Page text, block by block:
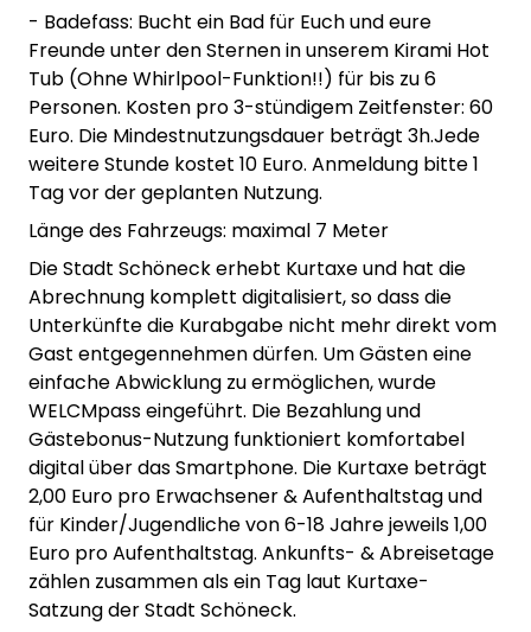
- Badefass: Bucht ein Bad für Euch und eure
Freunde unter den Sternen in unserem Kirami Hot
Tub (Ohne Whirlpool-Funktion!!) für bis zu 6
Personen. Kosten pro 3-stündigem Zeitfenster: 60
Euro. Die Mindestnutzungsdauer beträgt 3h.Jede
weitere Stunde kostet 10 Euro. Anmeldung bitte 1
Tag vor der geplanten Nutzung.
Länge des Fahrzeugs: maximal 7 Meter
Die Stadt Schöneck erhebt Kurtaxe und hat die
Abrechnung komplett digitalisiert, so dass die
Unterkünfte die Kurabgabe nicht mehr direkt vom
Gast entgegennehmen dürfen. Um Gästen eine
einfache Abwicklung zu ermöglichen, wurde
WELCMpass eingeführt. Die Bezahlung und
Gästebonus-Nutzung funktioniert komfortabel
digital über das Smartphone. Die Kurtaxe beträgt
2,00 Euro pro Erwachsener & Aufenthaltstag und
für Kinder/Jugendliche von 6-18 Jahre jeweils 1,00
Euro pro Aufenthaltstag. Ankunfts- & Abreisetage
zählen zusammen als ein Tag laut Kurtaxe-
Satzung der Stadt Schöneck.